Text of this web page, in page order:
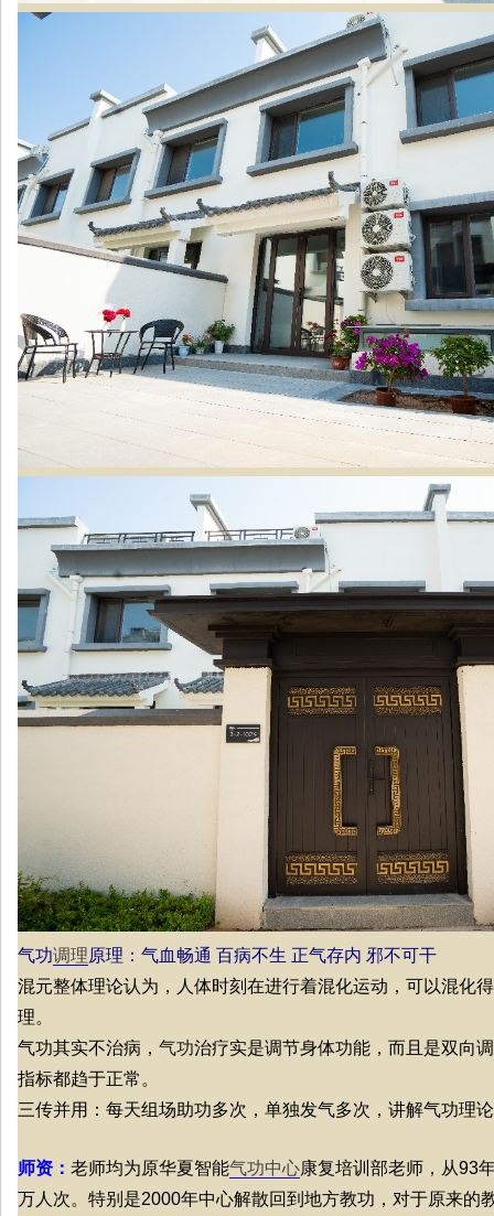
气功调理原理：气血畅通 百病不生 正气存内 邪不可干
混元整体理论认为，人体时刻在进行着混化运动，可以混化
理。
气功其实不治病， 气功治疗实是调节身体功能，而且是双向
指标都趋于正常。
三传并用：每天组场助功多次，单独发气多次，讲解气功理
师资： 老师均为原华夏智能气功中心康复培训部老师，从93
万人次。特别是2000年中心解散回到地方教功，对于原来